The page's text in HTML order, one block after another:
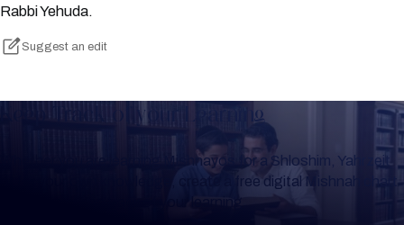
Rabbi Yehuda.
Suggest an edit
Keep Track of your Learning
Whether you are learning Mishnayos for a Shloshim, Yahrzeit
or for your own knowledge, create a free digital Mishnah chart
to help you keep track of your learning.